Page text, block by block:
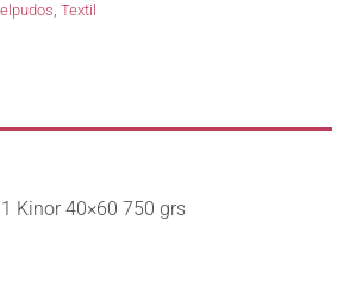
, Textil
Kinor 40×60 750 grs